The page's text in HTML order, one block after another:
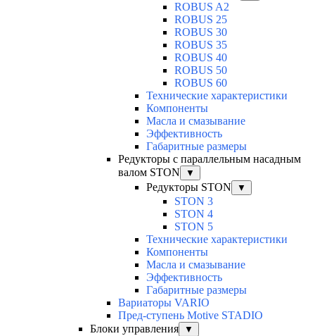
ROBUS A2
ROBUS 25
ROBUS 30
ROBUS 35
ROBUS 40
ROBUS 50
ROBUS 60
Технические характеристики
Компоненты
Масла и смазывание
Эффективность
Габаритные размеры
Редукторы с параллельным насадным
валом STON
▼
Редукторы STON ▼
STON 3
STON 4
STON 5
Технические характеристики
Компоненты
Масла и смазывание
Эффективность
Габаритные размеры
Вариаторы VARIO
Пред-ступень Motive STADIO
Блоки управления
▼